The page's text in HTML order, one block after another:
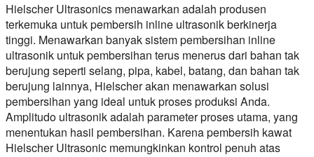
Hielscher Ultrasonics menawarkan adalah produsen
terkemuka untuk pembersih inline ultrasonik berkinerja
tinggi. Menawarkan banyak sistem pembersihan inline
ultrasonik untuk pembersihan terus menerus dari bahan tak
berujung seperti selang, pipa, kabel, batang, dan bahan tak
berujung lainnya, Hielscher akan menawarkan solusi
pembersihan yang ideal untuk proses produksi Anda.
Amplitudo ultrasonik adalah parameter proses utama, yang
menentukan hasil pembersihan. Karena pembersih kawat
Hielscher Ultrasonic memungkinkan kontrol penuh atas